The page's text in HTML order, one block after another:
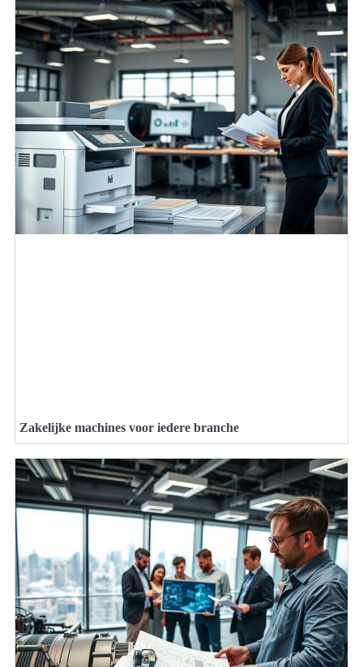
Zakelijke machines voor iedere branche